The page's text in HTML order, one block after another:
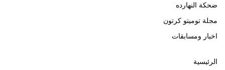
ضحكة النهارده
مجلة توميتو كرتون
اخبار ومسابقات
الرئيسية